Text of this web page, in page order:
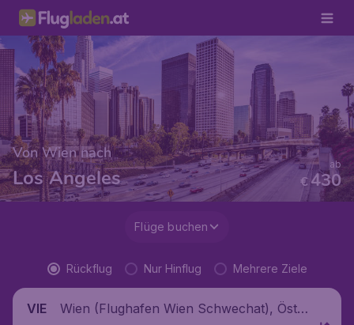
Von Wien nach
Los Angeles €430
ab
Flüge buchen
Rückflug Nur Hinflug Mehrere Ziele
VIE
Wien (Flughafen Wien Schwechat), Öste